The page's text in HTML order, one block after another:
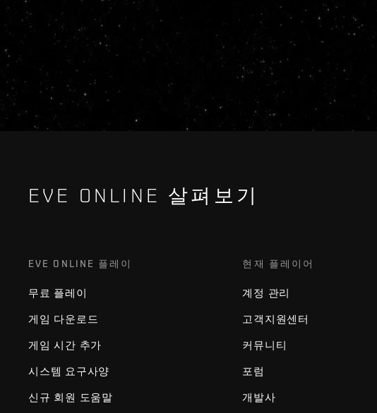
EVE ONLINE 살펴보기
EVE ONLINE 플레이
무료 플레이
게임 다운로드
게임 시간 추가
시스템 요구사양
신규 회원 도움말
현재 플레이어
계정 관리
고객지원센터
커뮤니티
포럼
개발사